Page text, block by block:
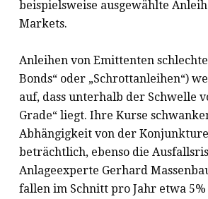
beispielsweise ausgewählte
Markets.
Anleihen von Emittenten
Bonds“ oder „Schrottanleihen“)
auf, dass unterhalb der Schwelle
Grade“ liegt. Ihre Kurse
Abhängigkeit von der
beträchtlich, ebenso die
Anlageexperte Gerhard
fallen im Schnitt pro Jahr etwa